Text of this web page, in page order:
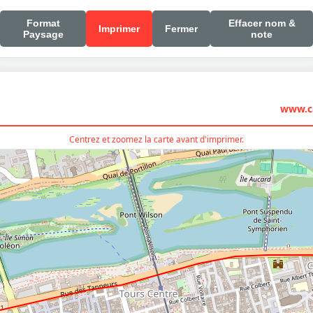
Format
Paysage
Imprimer Fermer
Effacer nom &
note
Centrez et zoomez la carte avant d'imprimer.